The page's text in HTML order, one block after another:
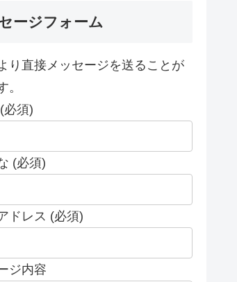
ージフォーム
り直接メッセージを送ることが
。
必須)
(必須)
ドレス (必須)
ジ内容